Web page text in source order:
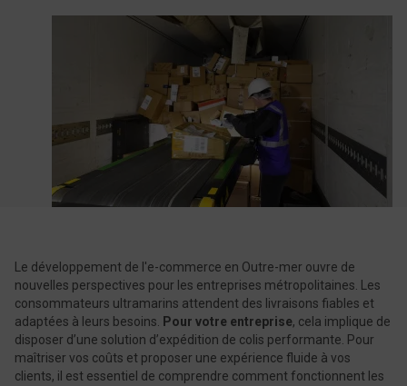
Le développement de l'e-commerce en Outre-mer​​​​ ouvre de
nouvelles perspectives pour les entreprises métropolitaines. Les ​
consommateurs ultramarins attendent des livraisons fiables et
adaptées à leurs besoins.
Pour votre entreprise, cela implique de
disposer d’une solution d’expédition de colis performante. Pour
maîtriser vos coûts et proposer une expérience fluide à vos
clients, il est essentiel de comprendre comment fonctionnent les